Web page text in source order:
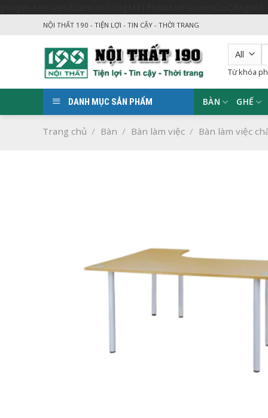
NỘI THẤT 190 - TIỆN LỢI - TIN CẬY - THỜI TRANG
Từ khóa
DANH MỤC SẢN PHẨM BÀN GHẾ
Trang chủ / Bàn / Bàn làm việc / Bàn làm việc